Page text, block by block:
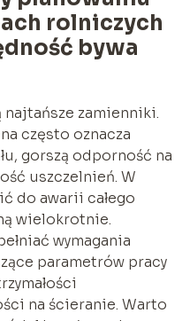
rolniczych
bywa
najtańsze zamienniki.
często oznacza
gorszą odporność na
uszczelnień. W
do awarii całego
wielokrotnie.
wymagania
parametrów pracy
na ścieranie. Warto